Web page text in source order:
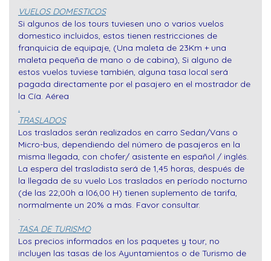
VUELOS DOMESTICOS
Si algunos de los tours tuviesen uno o varios vuelos
domestico incluidos, estos tienen restricciones de
franquicia de equipaje, (Una maleta de 23Km + una
maleta pequeña de mano o de cabina), Si alguno de
estos vuelos tuviese también, alguna tasa local será
pagada directamente por el pasajero en el mostrador de
la Cía. Aérea
.
TRASLADOS
Los traslados serán realizados en carro Sedan/Vans o
Micro-bus, dependiendo del número de pasajeros en la
misma llegada, con chofer/ asistente en español / inglés.
La espera del trasladista será de 1,45 horas, después de
la llegada de su vuelo Los traslados en período nocturno
(de las 22;00h a l06,00 H) tienen suplemento de tarifa,
normalmente un 20% a más. Favor consultar.
.
TASA DE TURISMO
Los precios informados en los paquetes y tour, no
incluyen las tasas de los Ayuntamientos o de Turismo de